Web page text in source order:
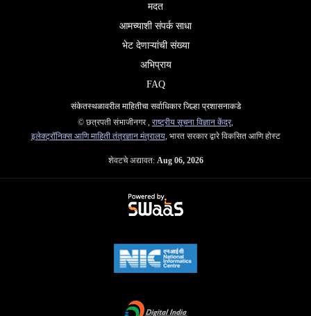
मदत
आमच्याशी संपर्क साधा
भेट देणाऱ्यांची संख्या
अभिप्राय
FAQ
संकेतस्थळावरील माहितीचा सर्वाधिकार जिल्हा प्रशासनाकडे
© छत्रपती संभाजीनगर , राष्ट्रीय सूचना विज्ञान केंद्र,
इलेक्ट्रॉनिक्स आणि माहिती तंत्रज्ञान मंत्रालय, भारत सरकार द्वारे विकसित आणि होस्ट
शेवटचे अद्यावत: Aug 06, 2026